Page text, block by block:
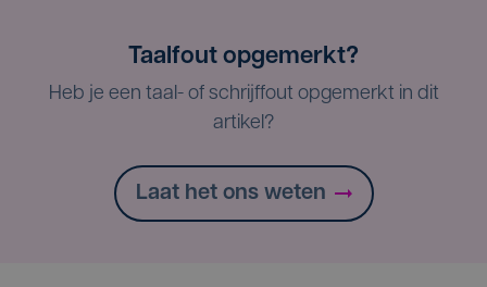
Taalfout opgemerkt?
Heb je een taal- of schrijffout opgemerkt in dit
artikel?
Laat het ons weten